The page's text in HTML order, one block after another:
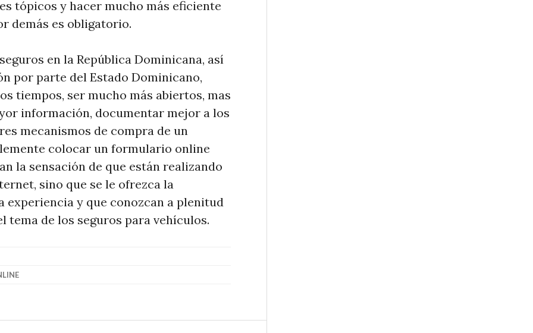
tópicos y hacer mucho más eficiente
demás es obligatorio.
en la República Dominicana, así
por parte del Estado Dominicano,
tiempos, ser mucho más abiertos, mas
información, documentar mejor a los
mecanismos de compra de un
colocar un formulario online
la sensación de que están realizando
sino que se le ofrezca la
experiencia y que conozcan a plenitud
tema de los seguros para vehículos.